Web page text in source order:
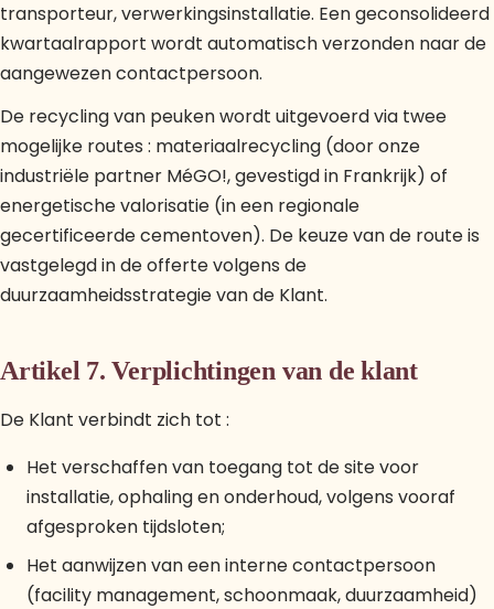
transporteur, verwerkingsinstallatie. Een geconsolideerd
kwartaalrapport wordt automatisch verzonden naar de
aangewezen contactpersoon.
De recycling van peuken wordt uitgevoerd via twee
mogelijke routes : materiaalrecycling (door onze
industriële partner MéGO!, gevestigd in Frankrijk) of
energetische valorisatie (in een regionale
gecertificeerde cementoven). De keuze van de route is
vastgelegd in de offerte volgens de
duurzaamheidsstrategie van de Klant.
Artikel 7. Verplichtingen van de klant
De Klant verbindt zich tot :
Het verschaffen van toegang tot de site voor
installatie, ophaling en onderhoud, volgens vooraf
afgesproken tijdsloten;
Het aanwijzen van een interne contactpersoon
(facility management, schoonmaak, duurzaamheid)